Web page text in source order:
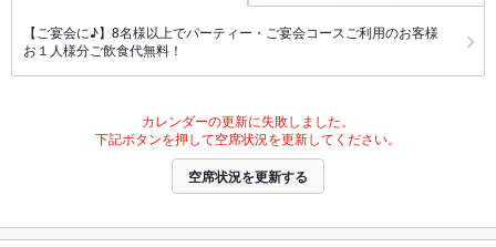
【ご宴会に♪】8名様以上でパーティー・ご宴会コースご利用のお客様
お１人様分ご飲食代無料！
カレンダーの更新に失敗しました。
下記ボタンを押して空席状況を更新してください。
空席状況を更新する